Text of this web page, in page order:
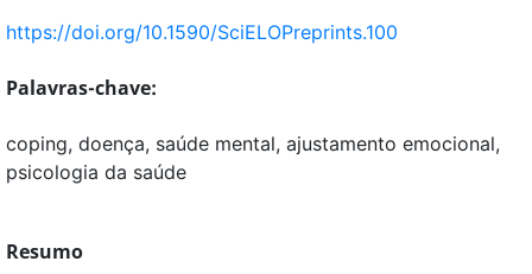
https://doi.org/10.1590/SciELOPreprints.100
Palavras-chave:
coping, doença, saúde mental, ajustamento emocional,
psicologia da saúde
Resumo